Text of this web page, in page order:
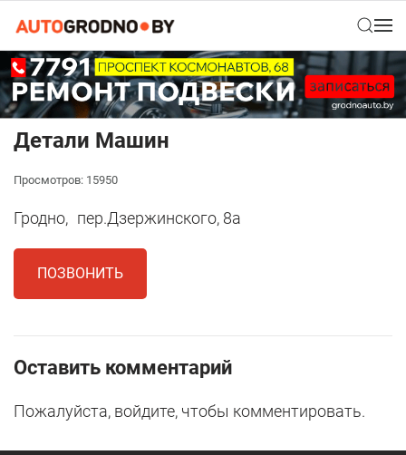
Детали Машин
Просмотров: 15950
Гродно, пер.Дзержинского, 8а
ПОЗВОНИТЬ
Оставить комментарий
Пожалуйста, войдите, чтобы комментировать.